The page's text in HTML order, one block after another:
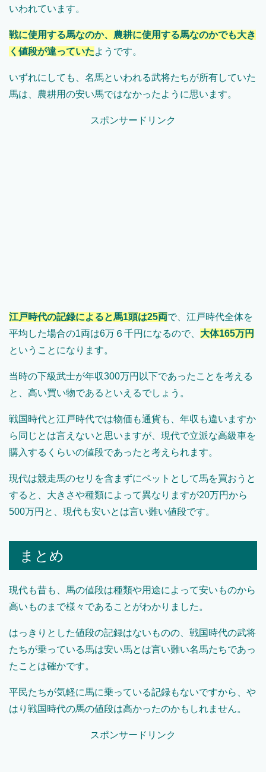
いわれています。
戦に使用する馬なのか、農耕に使用する馬なのかでも大き
く値段が違っていたようです。
いずれにしても、名馬といわれる武将たちが所有していた
馬は、農耕用の安い馬ではなかったように思います。
スポンサードリンク
江戸時代の記録によると馬1頭は25両で、江戸時代全体を
平均した場合の1両は6万６千円になるので、 大体165万円
ということになります。
当時の下級武士が年収300万円以下であったことを考える
と、高い買い物であるといえるでしょう。
戦国時代と江戸時代では物価も通貨も、年収も違いますか
ら同じとは言えないと思いますが、現代で立派な高級車を
購入するくらいの値段であったと考えられます。
現代は競走馬のセリを含まずにペットとして馬を買おうと
すると、大きさや種類によって異なりますが20万円から
500万円と、現代も安いとは言い難い値段です。
まとめ
現代も昔も、馬の値段は種類や用途によって安いものから
高いものまで様々であることがわかりました。
はっきりとした値段の記録はないものの、戦国時代の武将
たちが乗っている馬は安い馬とは言い難い名馬たちであっ
たことは確かです。
平民たちが気軽に馬に乗っている記録もないですから、や
はり戦国時代の馬の値段は高かったのかもしれません。
スポンサードリンク